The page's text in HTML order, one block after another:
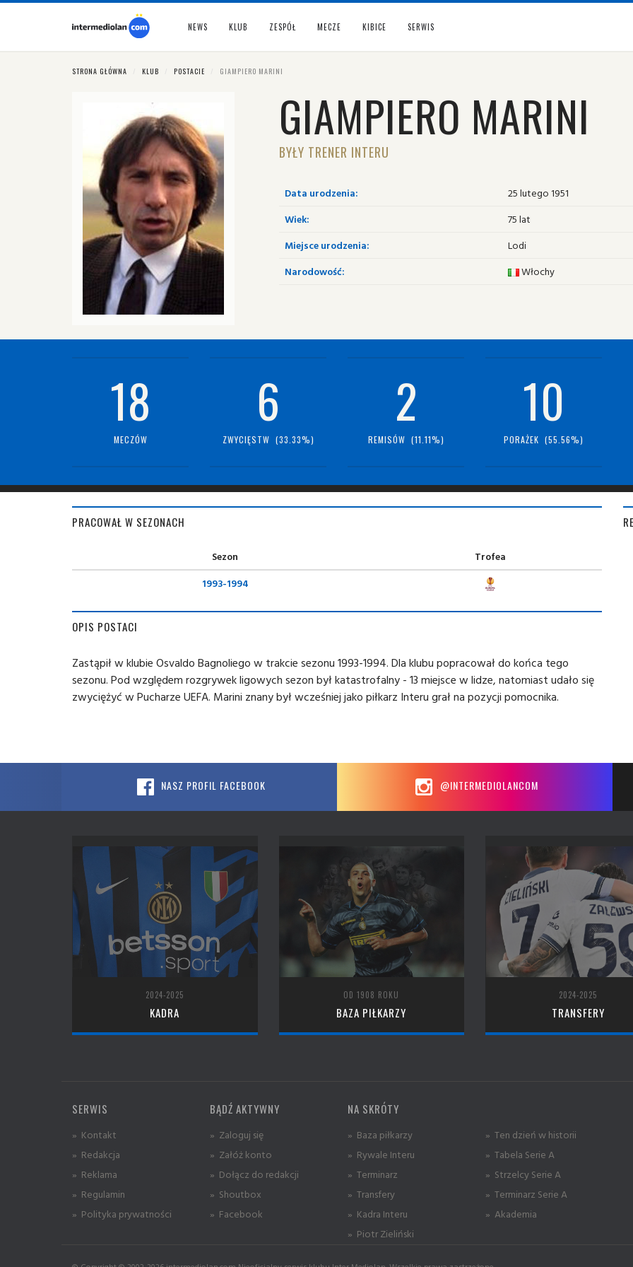
NEWS KLUB ZESPÓŁ MECZE KIBICE SERWIS
STRONA GŁÓWNA KLUB POSTACIE GIAMPIERO MARINI
GIAMPIERO MARINI
BYŁY TRENER INTERU
Data urodzenia:
25 lutego 1951
Wiek:
75 lat
Miejsce urodzenia:
Lodi
Narodowość:
Włochy
18
MECZÓW
6
ZWYCIĘSTW (33.33%)
2
REMISÓW (11.11%)
10
PORAŻEK (55.56%)
PRACOWAŁ W SEZONACH
Sezon
Trofea
1993-1994
OPIS POSTACI
Zastąpił w klubie Osvaldo Bagnoliego w trakcie sezonu 1993-1994. Dla klubu popracował do końca tego
sezonu. Pod względem rozgrywek ligowych sezon był katastrofalny - 13 miejsce w lidze, natomiast udało się
zwyciężyć w Pucharze UEFA. Marini znany był wcześniej jako piłkarz Interu grał na pozycji pomocnika.
NASZ PROFIL FACEBOOK @INTERMEDIOLANCOM
2024-2025
KADRA
OD 1908 ROKU
BAZA PIŁKARZY
2024-2025
TRANSFERY
SERWIS
» Kontakt
» Redakcja
» Reklama
» Regulamin
» Polityka prywatności
BĄDŹ AKTYWNY
» Zaloguj się
» Załóż konto
» Dołącz do redakcji
» Shoutbox
» Facebook
NA SKRÓTY
» Baza piłkarzy
» Rywale Interu
» Terminarz
» Transfery
» Kadra Interu
» Piotr Zieliński
» Ten dzień w historii
» Tabela Serie A
» Strzelcy Serie A
» Terminarz Serie A
» Akademia